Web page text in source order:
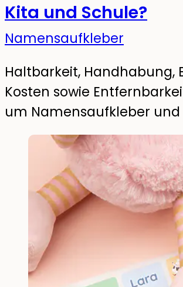
Kita und Schule?
Namensaufkleber
Haltbarkeit, Handhabung,
Kosten sowie
um Namensaufkleber